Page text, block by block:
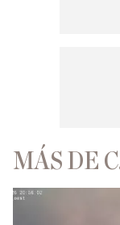
MÁS DE